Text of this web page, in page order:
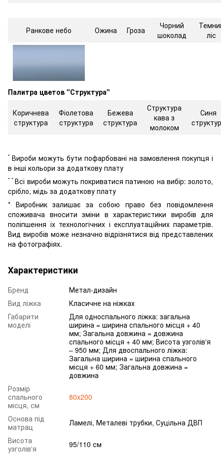
Ранкове небо Ожина Гроза
Чорний
шоколад
ліс
Палитра цветов "Структура"
Коричнева
структура
Фіолетова
структура
Бежева
структура
Структура
кава з
молоком
Синя
* Вироби можуть бути пофарбовані на замовлення покупця і
в інші кольори за додаткову плату
* *Всі вироби можуть покриватися патиною на вибір: золото,
срібло, мідь за додаткову плату
* Виробник залишає за собою право без повідомлення
споживача вносити зміни в характеристики виробів для
поліпшення їх технологічних і експлуатаційних параметрів.
Вид виробів може незначно відрізнятися від представлених
на фотографіях.
Характеристики
Бренд
Метал-дизайн
Вид ліжка
Класичне на ніжках
Габарити
моделі
Для односпального ліжка: загальна
ширина = ширина спального місця + 40
мм; Загальна довжина = довжина
спального місця + 40 мм; Висота узголів'я
– 950 мм; Для двоспального ліжка:
Загальна ширина = ширина спального
місця + 60 мм; Загальна довжина =
довжина
Розмір
спального
місця, см
80х200
Основа під
матрац
Ламелі, Металеві трубки, Суцільна ДВП
Висота
узголів'я
95/110 см